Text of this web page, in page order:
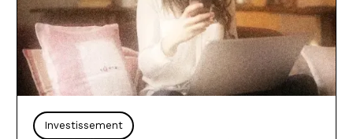
Investissement